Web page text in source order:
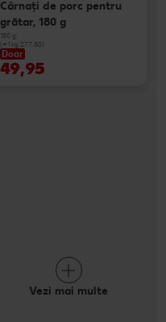
Cârnaţi de porc pentru
grătar, 180 g
180 g
(=1 kg 277.50)
Doar
49,95
Vezi mai multe